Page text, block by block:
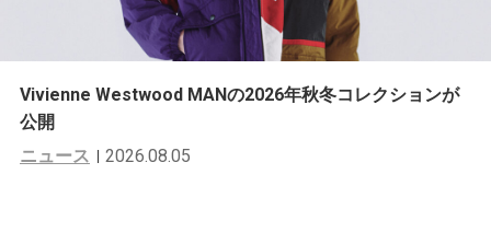
Vivienne Westwood MANの2026年秋冬コレクションが
公開
ニュース
2026.08.05